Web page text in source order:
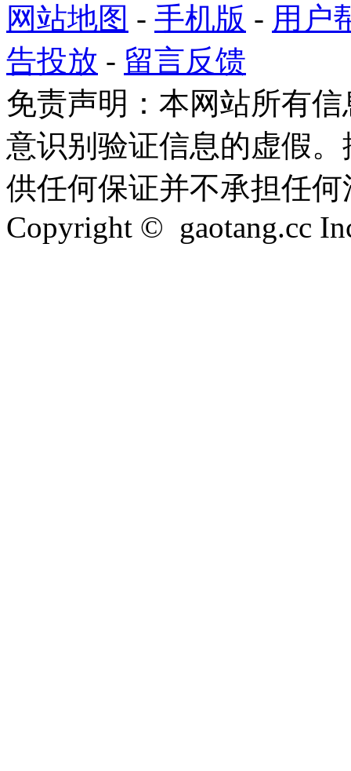
网站地图 - 手机版 - 用户
告投放 - 留言反馈
免责声明：本网站所有
意识别验证信息的虚假
供任何保证并不承担任
Copyright © gaotang.cc